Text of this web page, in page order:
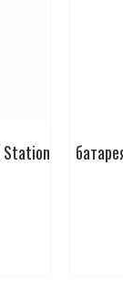
Station